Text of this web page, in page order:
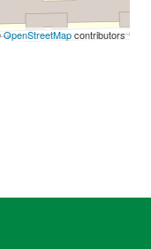
OpenStreetMapcontributors